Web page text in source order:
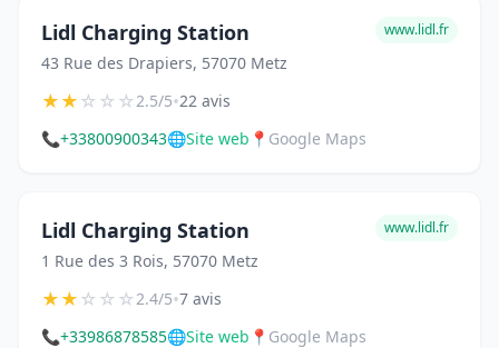
Lidl Charging Station
43 Rue des Drapiers, 57070 Metz
www.lidl.fr
★★☆☆☆2.5/5•22 avis
📞+33800900343🌐Site web 📍 Google Maps
Lidl Charging Station
1 Rue des 3 Rois, 57070 Metz
www.lidl.fr
★★☆☆☆2.4/5•7 avis
📞+33986878585🌐Site web 📍 Google Maps